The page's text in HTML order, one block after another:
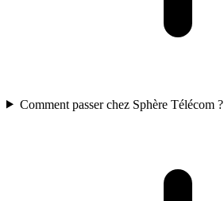
Comment passer chez Sphère Télécom ?